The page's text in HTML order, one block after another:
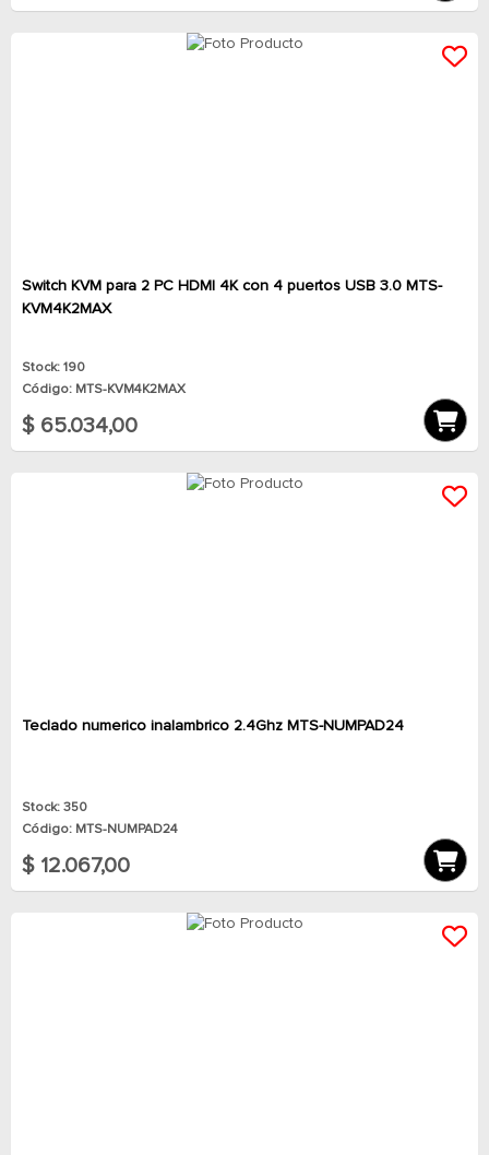
Switch KVM para 2 PC HDMI 4K con 4 puertos USB 3.0 MTS-
KVM4K2MAX
Stock: 190
Código: MTS-KVM4K2MAX
$ 65.034,00
Teclado numerico inalambrico 2.4Ghz MTS-NUMPAD24
Stock: 350
Código: MTS-NUMPAD24
$ 12.067,00